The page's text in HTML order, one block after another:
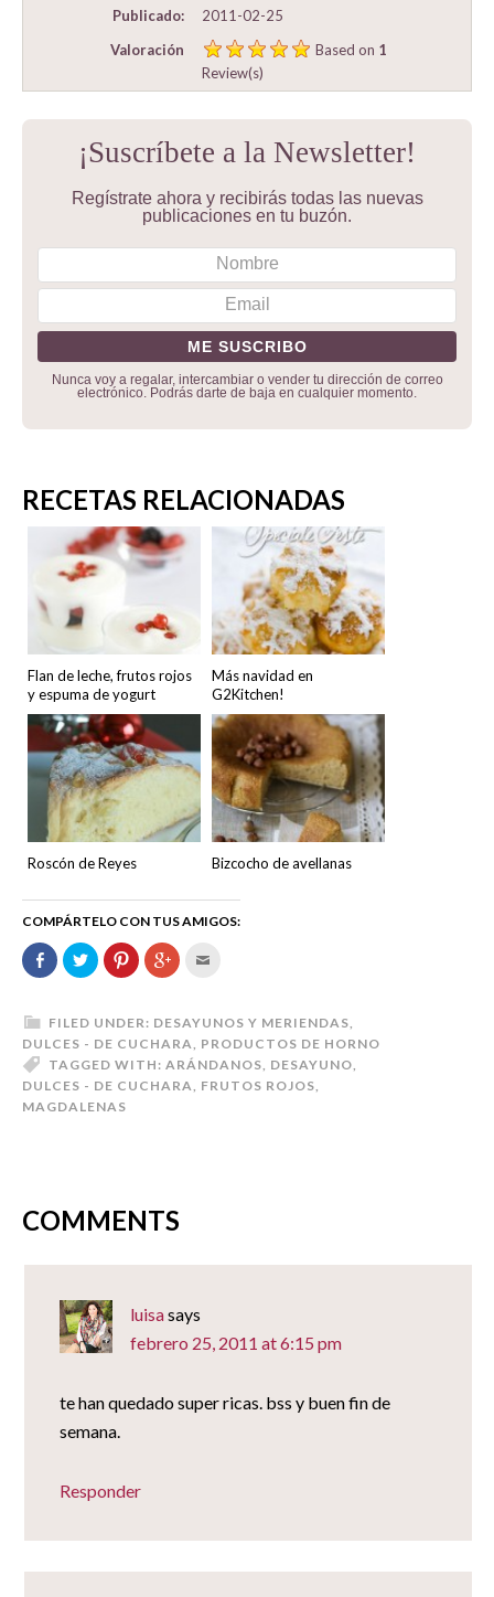
Publicado:
2011-02-25
Valoración
Based on 1
Review(s)
¡Suscríbete a la Newsletter!
Regístrate ahora y recibirás todas las nuevas
publicaciones en tu buzón.
Nunca voy a regalar, intercambiar o vender tu dirección de correo
electrónico. Podrás darte de baja en cualquier momento.
RECETAS RELACIONADAS
Flan de leche, frutos rojos
y espuma de yogurt
Más navidad en
G2Kitchen!
Roscón de Reyes Bizcocho de avellanas
COMPÁRTELO CON TUS AMIGOS:
Comparte
en
Facebook
en
una
ventana
nueva)
Haz
clic
para
Twitter
(Se
abre
en
ventana
nueva)
Haz
clic
para
Pinterest
(Se
abre
en
ventana
Haz
clic
Google+
(Se
abre
en
ventana
correo
electrónico
a
un
(Se
FILED UNDER: DESAYUNOS Y MERIENDAS,
DULCES - DE CUCHARA, PRODUCTOS DE HORNO
TAGGED WITH: ARÁNDANOS, DESAYUNO,
DULCES - DE CUCHARA, FRUTOS ROJOS,
MAGDALENAS
COMMENTS
luisasays
febrero 25, 2011 at 6:15 pm
te han quedado super ricas. bss y buen fin de
semana.
Responder